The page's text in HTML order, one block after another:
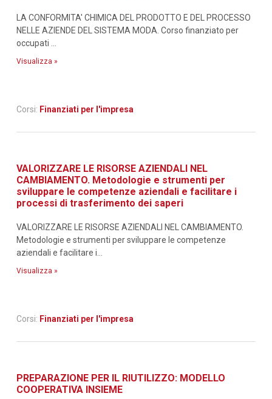
LA CONFORMITA' CHIMICA DEL PRODOTTO E DEL PROCESSO
NELLE AZIENDE DEL SISTEMA MODA. Corso finanziato per
occupati ...
Visualizza »
Corsi: Finanziati per l'impresa
VALORIZZARE LE RISORSE AZIENDALI NEL
CAMBIAMENTO. Metodologie e strumenti per
sviluppare le competenze aziendali e facilitare i
processi di trasferimento dei saperi
VALORIZZARE LE RISORSE AZIENDALI NEL CAMBIAMENTO.
Metodologie e strumenti per sviluppare le competenze
aziendali e facilitare i...
Visualizza »
Corsi: Finanziati per l'impresa
PREPARAZIONE PER IL RIUTILIZZO: MODELLO
COOPERATIVA INSIEME